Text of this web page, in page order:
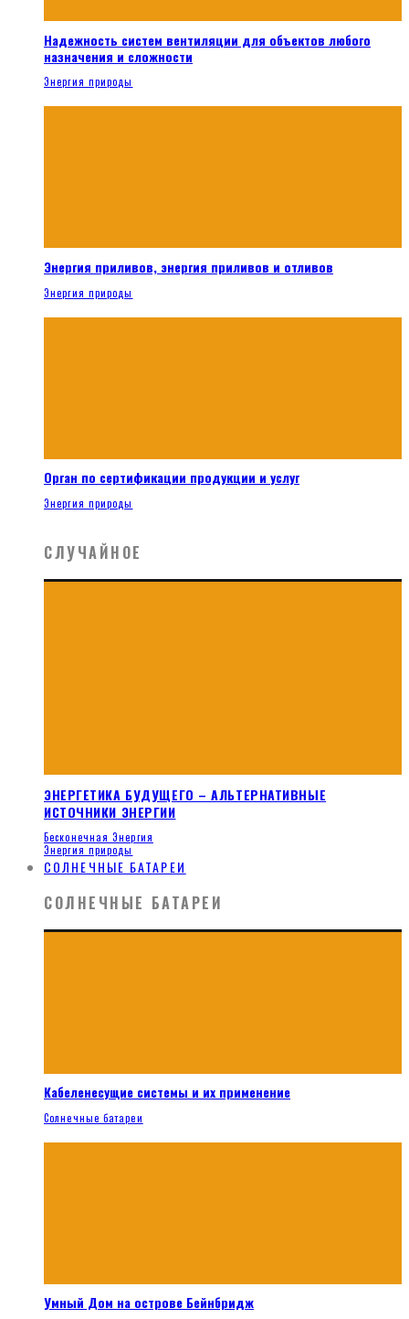
Надежность систем вентиляции для объектов любого
назначения и сложности
Энергия природы
Энергия приливов, энергия приливов и отливов
Энергия природы
Орган по сертификации продукции и услуг
Энергия природы
СЛУЧАЙНОЕ
ЭНЕРГЕТИКА БУДУЩЕГО – АЛЬТЕРНАТИВНЫЕ
ИСТОЧНИКИ ЭНЕРГИИ
Бесконечная Энергия
Энергия природы
СОЛНЕЧНЫЕ БАТАРЕИ
СОЛНЕЧНЫЕ БАТАРЕИ
Кабеленесущие системы и их применение
Солнечные батареи
Умный Дом на острове Бейнбридж